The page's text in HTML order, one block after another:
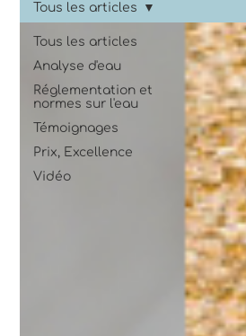
Tous les articles
Analyse d'eau
Réglementation et
normes sur l'eau
Témoignages
Prix, Excellence
Vidéo
Tous les articles